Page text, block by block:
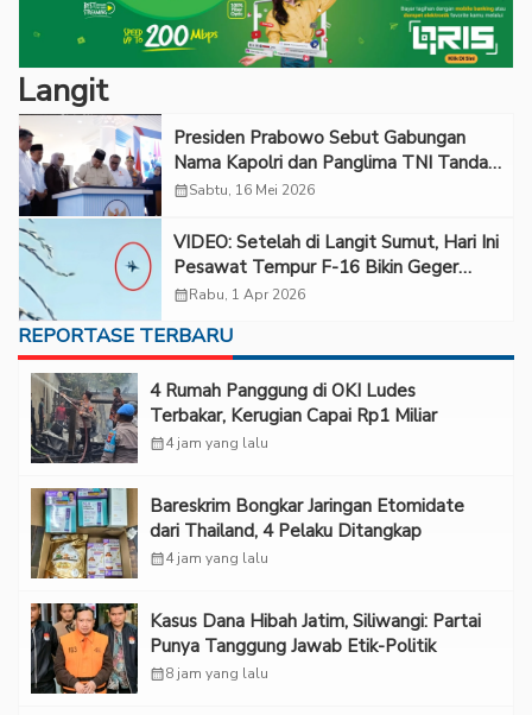
Langit
Presiden Prabowo Sebut Gabungan
Nama Kapolri dan Panglima TNI Tanda-
tanda dari Langit
calendar_monthSabtu, 16 Mei 2026
VIDEO: Setelah di Langit Sumut, Hari Ini
Pesawat Tempur F-16 Bikin Geger
Warga Sumbar
calendar_monthRabu, 1 Apr 2026
REPORTASE TERBARU
‎4 Rumah Panggung di OKI Ludes
Terbakar, Kerugian Capai Rp1 Miliar
calendar_month4 jam yang lalu
Bareskrim Bongkar Jaringan Etomidate
dari Thailand, 4 Pelaku Ditangkap
calendar_month4 jam yang lalu
Kasus Dana Hibah Jatim, Siliwangi: Partai
Punya Tanggung Jawab Etik-Politik
calendar_month8 jam yang lalu